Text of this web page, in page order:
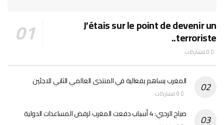
J’étais sur le point de devenir un
terroriste..
المغرب يساهم بفعالية في المنتدى العالمي الثاني للاجئين
صباح الرحبي: 4 أسباب دفعت المغرب لرفض المساعدات الدولية